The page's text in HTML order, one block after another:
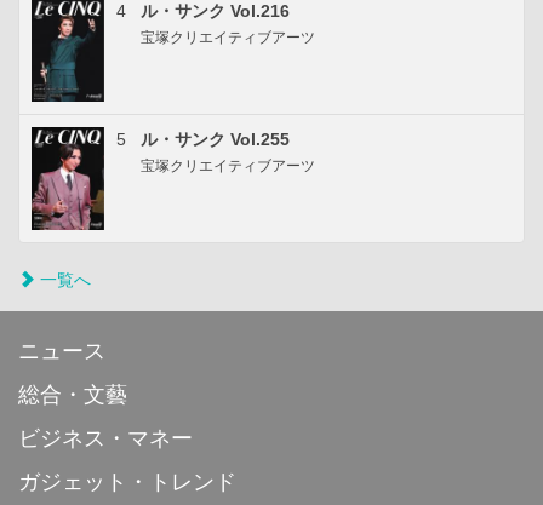
4 ル・サンク Vol.216
宝塚クリエイティブアーツ
5 ル・サンク Vol.255
宝塚クリエイティブアーツ
一覧へ
ニュース
総合・文藝
ビジネス・マネー
ガジェット・トレンド